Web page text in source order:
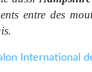
entre des